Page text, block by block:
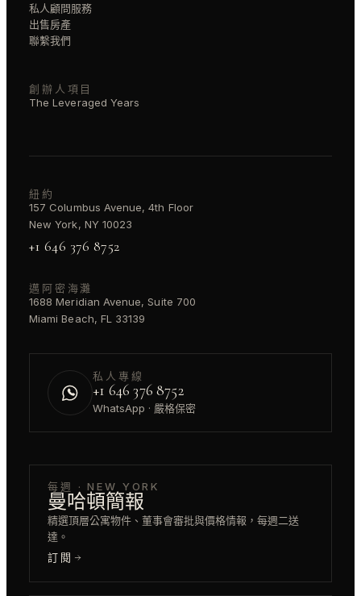
私人顧問服務
出售房產
聯繫我們
創辦人項目
The Leveraged Years
紐約
157 Columbus Avenue, 4th Floor
New York, NY 10023
+1 646 376 8752
邁阿密海灘
1688 Meridian Avenue, Suite 700
Miami Beach, FL 33139
私人專線
+1 646 376 8752
WhatsApp · 嚴格保密
每週 · NEW YORK
曼哈頓簡報
精選頂層公寓物件、董事會審批與價格情報，每週二送
達。
訂閱